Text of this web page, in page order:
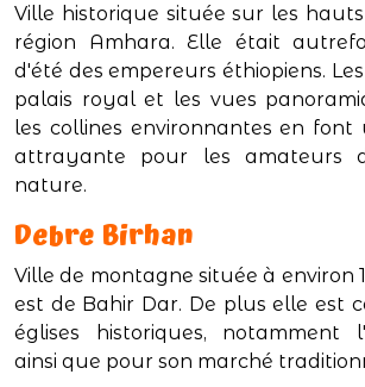
Ville historique située sur les
région Amhara. Elle était
d'été des empereurs éthiopiens.
palais royal et les vues
les collines environnantes en font
attrayante pour les amateurs
nature.
Debre Birhan
Ville de montagne située à environ
est de Bahir Dar. De plus elle est
églises historiques, notamment
ainsi que pour son marché